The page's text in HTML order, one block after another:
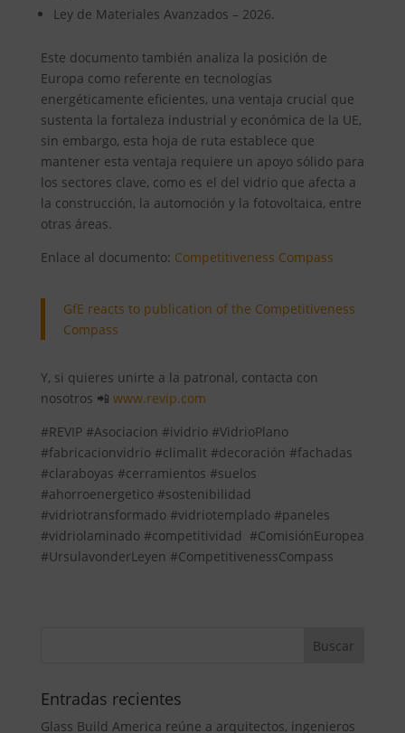
Ley de Materiales Avanzados – 2026.
Este documento también analiza la posición de
Europa como referente en tecnologías
energéticamente eficientes, una ventaja crucial que
sustenta la fortaleza industrial y económica de la UE,
sin embargo, esta hoja de ruta establece que
mantener esta ventaja requiere un apoyo sólido para
los sectores clave, como es el del vidrio que afecta a
la construcción, la automoción y la fotovoltaica, entre
otras áreas.
Enlace al documento: Competitiveness Compass
GfE reacts to publication of the Competitiveness
Compass
Y, si quieres unirte a la patronal, contacta con
nosotros 📲 www.revip.com
#REVIP #Asociacion #ividrio #VidrioPlano
#fabricacionvidrio #climalit #decoración #fachadas
#claraboyas #cerramientos #suelos
#ahorroenergetico #sostenibilidad
#vidriotransformado #vidriotemplado #paneles
#vidriolaminado #competitividad #ComisiónEuropea
#UrsulavonderLeyen #CompetitivenessCompass
Entradas recientes
Glass Build America reúne a arquitectos, ingenieros